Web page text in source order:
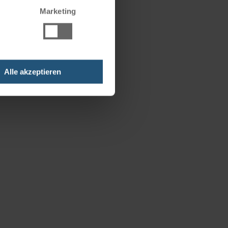
Marketing
Alle akzeptieren